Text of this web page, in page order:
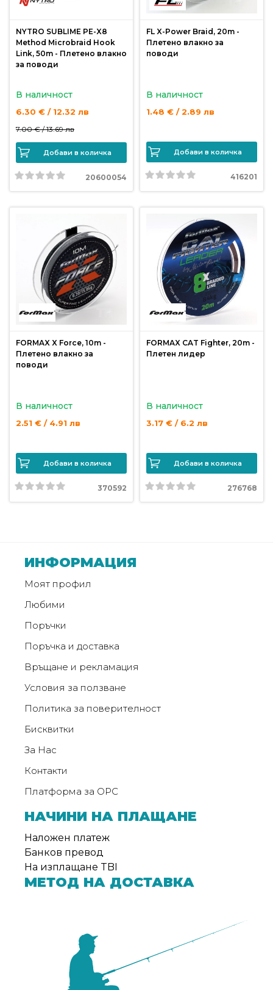
за
Комплекти
Сонари
За
Поръчка
доставка
Връщане
рекламация
Условия
за
Политика
за
Политика
за
2026
Всички
запазени.
Интернет
Дизайн
NYTRO SUBLIME PE-X8
Method Microbraid Hook
Link, 50m - Плетено влакно
за поводи
В наличност
6.30 € / 12.32 лв
7.00 € /13.69 лв
Добави в количка
20600054
FL X-Power Braid, 20m -
Плетено влакно за
поводи
В наличност
1.48 € / 2.89 лв
Добави в количка
416201
FORMAX X Force, 10m -
Плетено влакно за
поводи
В наличност
2.51 € / 4.91 лв
Добави в количка
370592
FORMAX CAT Fighter, 20m -
Плетен лидер
В наличност
3.17 € / 6.2 лв
Добави в количка
276768
ИНФОРМАЦИЯ
Моят профил
Любими
Поръчки
Поръчка и доставка
Връщане и рекламация
Условия за ползване
Политика за поверителност
Бисквитки
За Нас
Контакти
Платформа за ОРС
НАЧИНИ НА ПЛАЩАНЕ
Наложен платеж
Банков превод
На изплащане TBI
МЕТОД НА ДОСТАВКА